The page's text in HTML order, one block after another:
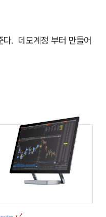
다. 데모계정 부터 만들어